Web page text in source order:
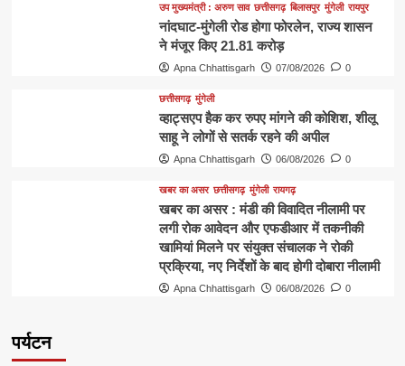
उप मुख्यमंत्री : अरुण साव छत्तीसगढ़ बिलासपुर मुंगेली रायपुर
नांदघाट-मुंगेली रोड होगा फोरलेन, राज्य शासन
ने मंजूर किए 21.81 करोड़
Apna Chhattisgarh 07/08/2026 0
छत्तीसगढ़ मुंगेली
व्हाट्सएप हैक कर रुपए मांगने की कोशिश, शीलू
साहू ने लोगों से सतर्क रहने की अपील
Apna Chhattisgarh 06/08/2026 0
खबर का असर छत्तीसगढ़ मुंगेली रायगढ़
खबर का असर : मंडी की विवादित नीलामी पर
लगी रोक आवेदन और एफडीआर में तकनीकी
खामियां मिलने पर संयुक्त संचालक ने रोकी
प्रक्रिया, नए निर्देशों के बाद होगी दोबारा नीलामी
Apna Chhattisgarh 06/08/2026 0
पर्यटन